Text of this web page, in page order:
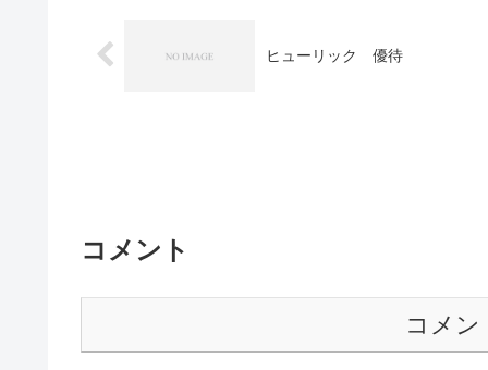
ヒューリック 優待
コメント
コメン